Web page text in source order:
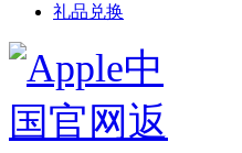
礼品兑换